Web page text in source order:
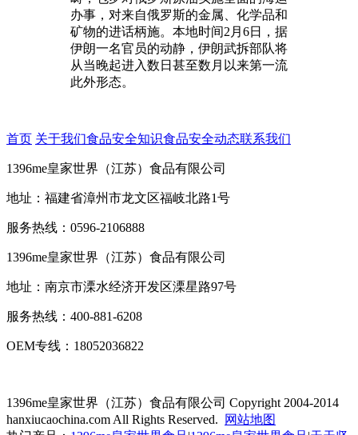
办事，对来自俄罗斯的金属、化学品和
矿物的进话柄施。本地时间2月6日，据
伊朗一名官员的动静，伊朗武拆部队将
从当晚起进入数日甚至数月以来第一流
此外形态。
首页 关于我们食品安全知识食品安全动态联系我们
1396me皇家世界（江苏）食品有限公司
地址：福建省漳州市龙文区福岐北路1号
服务热线：0596-2106888
1396me皇家世界（江苏）食品有限公司
地址：南京市溧水经济开发区溧星路97号
服务热线：400-881-6208
OEM专线：18052036822
1396me皇家世界（江苏）食品有限公司 Copyright 2004-2014
hanxiucaochina.com All Rights Reserved.
网站地图